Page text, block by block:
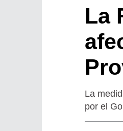
La
La
por el